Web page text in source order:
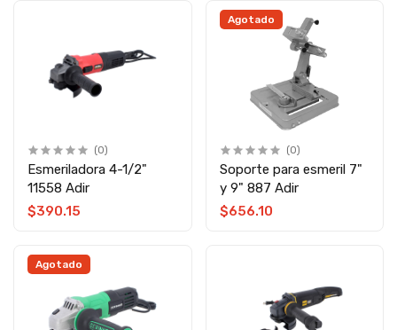
(0)
Esmeriladora 4-1/2"
11558 Adir
$390.15
Agotado
(0)
Soporte para esmeril 7"
y 9" 887 Adir
$656.10
Agotado